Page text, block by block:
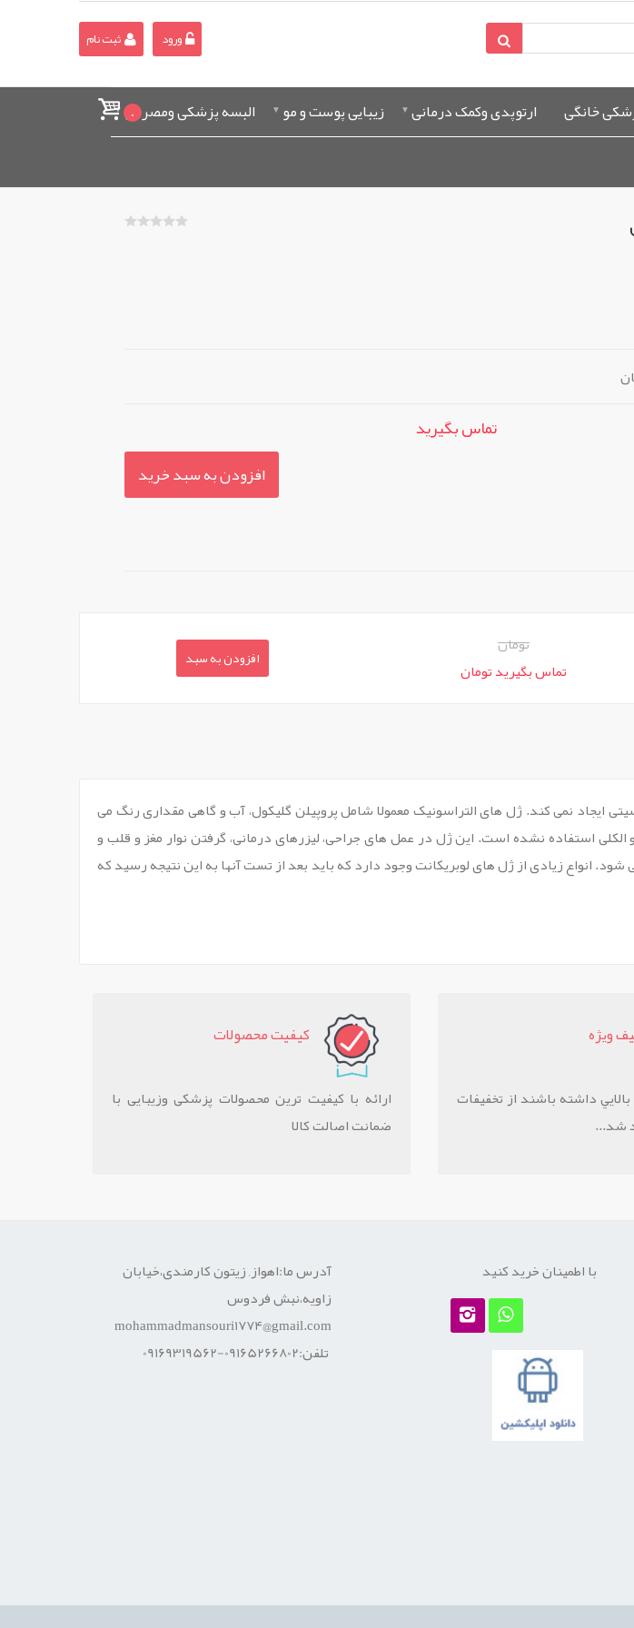
ورود ثبت نام
خانگی ارتوپدی وکمک درمانی زیبایی پوست و مو
البسه پزشکی ومصرفی
0
تماس بگیرید
افزودن به سبد خرید
تومان
تماس بگیرید تومان
افزودن به سبد
نمی کند. ژل های التراسونیک معمولا شامل پروپیلن گلیکول، آب و گاهی مقداری رنگ می
استفاده نشده است. این ژل در عمل های جراحی، لیزرهای درمانی، گرفتن نوار مغز و قلب و
انواع زیادی از ژل های لوبریکانت وجود دارد که باید بعد از تست آنها به این نتیجه رسید که
ويژه
داشته باشند از تخفيفات
شد...
کيفيت محصولات
ارائه با کیفیت ترین محصولات پزشکی وزیبایی با
ضمانت اصالت کالا
با اطمینان خرید کنید
آدرس ما:اهواز, زیتون کارمندی،خیابان
زاویه،نبش فردوس
mohammadmansouri1774@gmail.com
تلفن:09165266802-09169319562